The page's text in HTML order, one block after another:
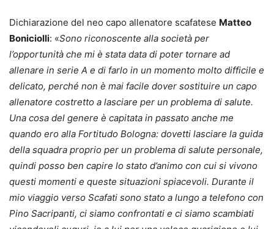
Dichiarazione del neo capo allenatore scafatese Matteo
Boniciolli: «Sono riconoscente alla società per
l’opportunità che mi è stata data di poter tornare ad
allenare in serie A e di farlo in un momento molto difficile e
delicato, perché non è mai facile dover sostituire un capo
allenatore costretto a lasciare per un problema di salute.
Una cosa del genere è capitata in passato anche me
quando ero alla Fortitudo Bologna: dovetti lasciare la guida
della squadra proprio per un problema di salute personale,
quindi posso ben capire lo stato d’animo con cui si vivono
questi momenti e queste situazioni spiacevoli. Durante il
mio viaggio verso Scafati sono stato a lungo a telefono con
Pino Sacripanti, ci siamo confrontati e ci siamo scambiati